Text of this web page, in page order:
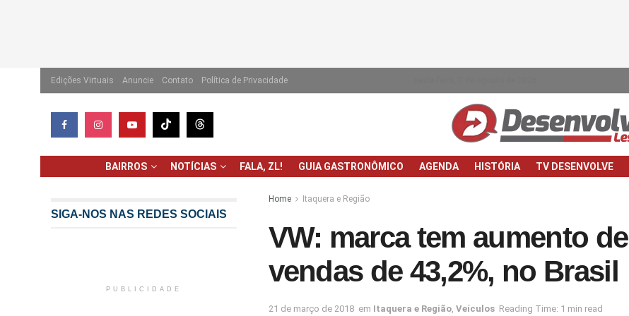
Edições Virtuais Anuncie Contato Política de Privacidade
BAIRROS NOTÍCIAS FALA, ZL! GUIA GASTRONÔMICO AGENDA HISTÓRIA TV DESENVOLVE
Home Itaquera e Região
VW: marca tem aumento de
vendas de 43,2%, no Brasil
21 de março de 2018 em Itaquera e Região, Veículos Reading Time: 1 min read
SIGA-NOS NAS REDES SOCIAIS
PUBLICIDADE